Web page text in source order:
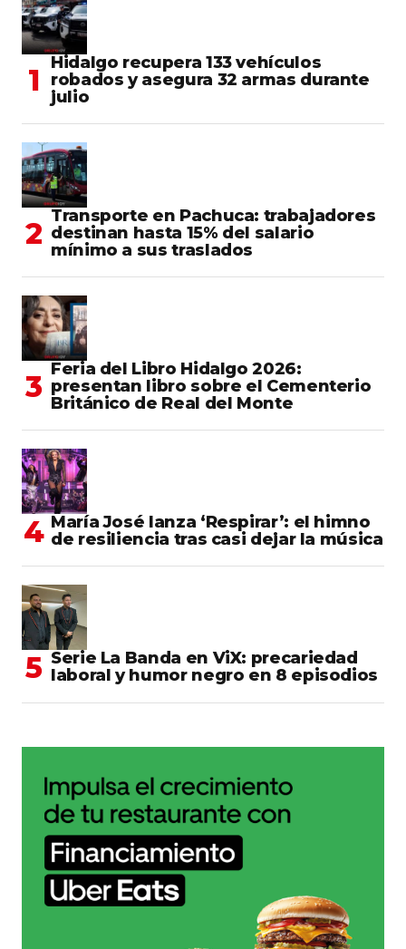
Hidalgo recupera 133 vehículos
robados y asegura 32 armas durante
julio
Transporte en Pachuca: trabajadores
destinan hasta 15% del salario
mínimo a sus traslados
Feria del Libro Hidalgo 2026:
presentan libro sobre el Cementerio
Británico de Real del Monte
María José lanza ‘Respirar’: el himno
de resiliencia tras casi dejar la música
Serie La Banda en ViX: precariedad
laboral y humor negro en 8 episodios